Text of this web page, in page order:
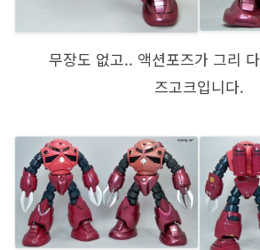
무장도 없고.. 액션포즈가 그리
즈고크입니다.